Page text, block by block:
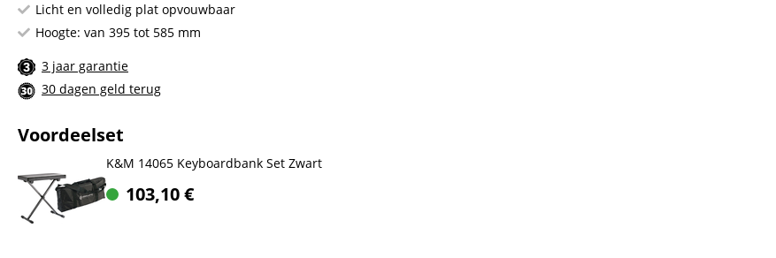
Licht en volledig plat opvouwbaar
Hoogte: van 395 tot 585 mm
3 jaar garantie
30 dagen geld terug
Voordeelset
K&M 14065 Keyboardbank Set Zwart
103,10€